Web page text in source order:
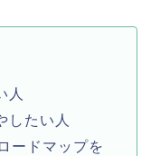
人
したい人
ードマップを